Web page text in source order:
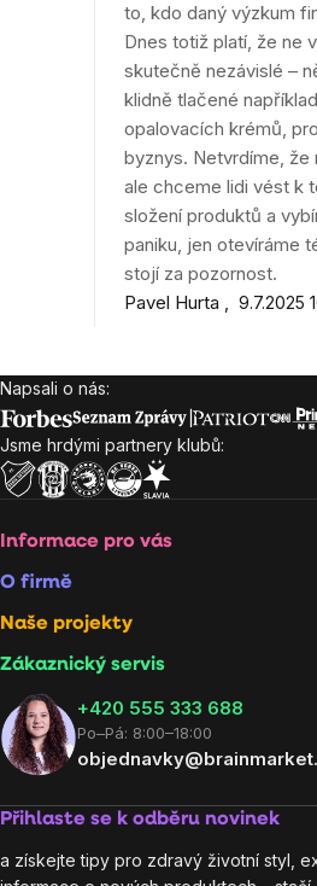
Pavel Hurta 9.7.2025
to, kdo daný výzkum
Dnes totiž platí, že ne
skutečně nezávislé –
klidně tlačené
opalovacích krémů,
byznys. Netvrdíme, že
ale chceme lidi vést k
složení produktů a
paniku, jen otevíráme
stojí za pozornost.
Zápatí
Napsali o nás:
Jsme hrdými partnery klubů:
Informace pro vás
O firmě
Naše projekty
Zákaznický servis
‭+420 555 333 688
Po–Pá: 8:00–18:00
Přihlaste se k odběru novinek
a získejte tipy pro zdravý životní styl,